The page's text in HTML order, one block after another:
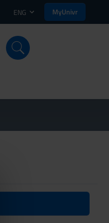
ENG MyUnivr